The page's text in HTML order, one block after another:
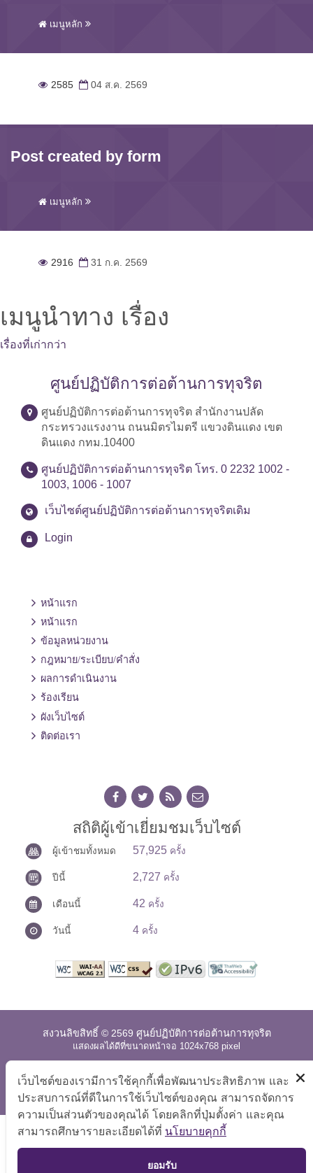
เมนูหลัก
2585 04 ส.ค. 2569
Post created by form
เมนูหลัก
2916 31 ก.ค. 2569
เมนูนำทาง เรื่อง
เรื่องที่เก่ากว่า
ศูนย์ปฏิบัติการต่อต้านการทุจริต
ศูนย์ปฏิบัติการต่อต้านการทุจริต สำนักงานปลัด
กระทรวงแรงงาน ถนนมิตรไมตรี แขวงดินแดง เขต
ดินแดง กทม.10400
ศูนย์ปฏิบัติการต่อต้านการทุจริต โทร. 0 2232 1002 -
1003, 1006 - 1007
เว็บไซต์ศูนย์ปฏิบัติการต่อต้านการทุจริตเดิม
Login
หน้าแรก
หน้าแรก
ข้อมูลหน่วยงาน
กฎหมาย/ระเบียบ/คำสั่ง
ผลการดำเนินงาน
ร้องเรียน
ผังเว็บไซต์
ติดต่อเรา
สถิติผู้เข้าเยี่ยมชมเว็บไซต์
ผู้เข้าชมทั้งหมด 57,925 ครั้ง
ปีนี้ 2,727 ครั้ง
เดือนนี้ 42 ครั้ง
วันนี้ 4 ครั้ง
สงวนลิขสิทธิ์ © 2569 ศูนย์ปฏิบัติการต่อต้านการทุจริต
แสดงผลได้ดีที่ขนาดหน้าจอ 1024x768 pixel
แผนผังเว็บไซต์ คำถามที่พบบ่อย นโยบายเว็บไซต์
|
การปฏิเสธความรับผิด
TOP
เว็บไซต์ของเรามีการใช้คุกกี้เพื่อพัฒนาประสิทธิภาพ และ
ประสบการณ์ที่ดีในการใช้เว็บไซต์ของคุณ สามารถจัดการ
ความเป็นส่วนตัวของคุณได้ โดยคลิกที่ปุ่มตั้งค่า และคุณ
สามารถศึกษารายละเอียดได้ที่ นโยบายคุกกี้
ยอมรับ